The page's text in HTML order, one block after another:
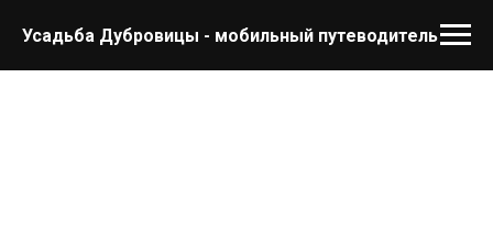
Усадьба Дубровицы - мобильный путеводитель